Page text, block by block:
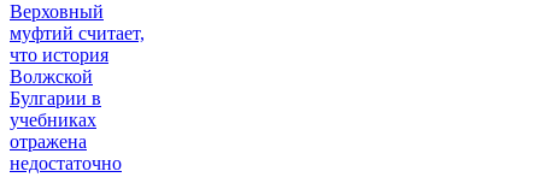
Верховный
муфтий считает,
что история
Волжской
Булгарии в
учебниках
отражена
недостаточно